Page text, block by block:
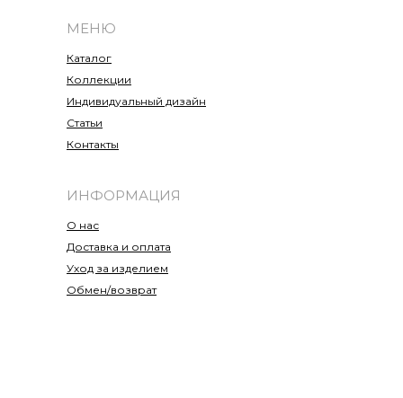
Каталог
Коллекции
Индивидуальный дизайн
Статьи
Контакты
МЕНЮ
О нас
Доставка и оплата
Уход за изделием
Обмен/возврат
ИНФОРМАЦИЯ